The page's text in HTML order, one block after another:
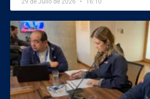
29 de Julio de 2026 16:10